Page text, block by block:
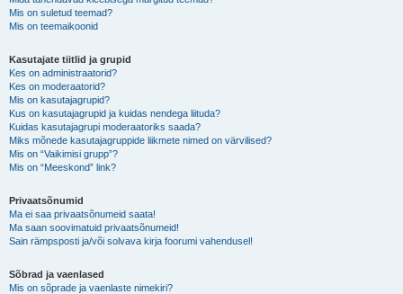
Mis on suletud teemad?
Mis on teemaikoonid
Kasutajate tiitlid ja grupid
Kes on administraatorid?
Kes on moderaatorid?
Mis on kasutajagrupid?
Kus on kasutajagrupid ja kuidas nendega liituda?
Kuidas kasutajagrupi moderaatoriks saada?
Miks mõnede kasutajagruppide liikmete nimed on värvilised?
Mis on “Vaikimisi grupp”?
Mis on “Meeskond” link?
Privaatsõnumid
Ma ei saa privaatsõnumeid saata!
Ma saan soovimatuid privaatsõnumeid!
Sain rämpsposti ja/või solvava kirja foorumi vahendusel!
Sõbrad ja vaenlased
Mis on sõprade ja vaenlaste nimekiri?